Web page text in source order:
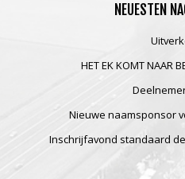
NEUESTEN
HET EK KOMT NAAR
Nieuwe naamsponsor
Inschrijfavond standaard